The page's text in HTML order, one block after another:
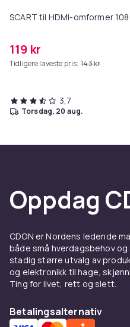
SCART til HDMI-omformer
119 kr
Tidligere laveste pris: 143 kr
3,7
torsdag, 20 aug.
Oppdag
CDON er Nordens ledende
både små hverdagsbehov
stadig større utvalg av
og elektronikk til hage,
Ting for livet, rett og slett.
Betalingsalternativ